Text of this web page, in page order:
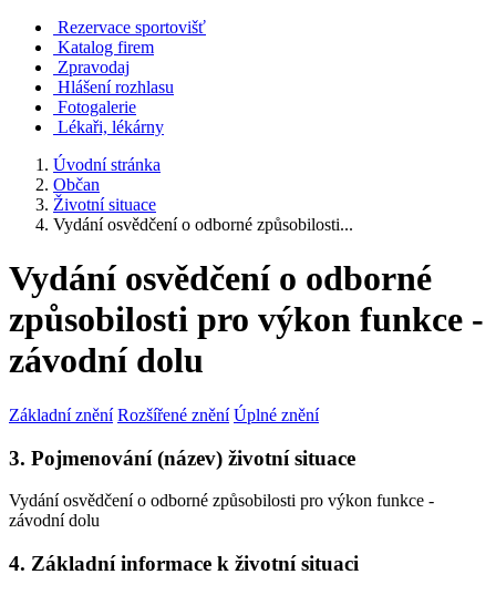
Rezervace sportovišť
Katalog firem
Zpravodaj
Hlášení rozhlasu
Fotogalerie
Lékaři, lékárny
Úvodní stránka
Občan
Životní situace
Vydání osvědčení o odborné způsobilosti...
Vydání osvědčení o odborné
způsobilosti pro výkon funkce -
závodní dolu
Základní znění Rozšířené znění Úplné znění
3. Pojmenování (název) životní situace
Vydání osvědčení o odborné způsobilosti pro výkon funkce -
závodní dolu
4. Základní informace k životní situaci